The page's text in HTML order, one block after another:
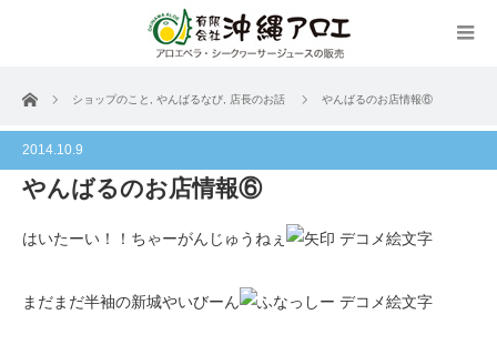
ホーム ショップのこと やんばるなび 店長のお話 やんばるのお店情報⑥
2014.10.9
やんばるのお店情報⑥
はいたーい！！ちゃーがんじゅうねぇ
まだまだ半袖の新城やいびーん